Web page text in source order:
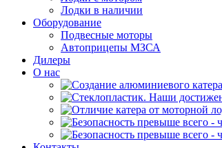
Лодки в наличии
Оборудование
Подвесные моторы
Автоприцепы МЗСА
Дилеры
О нас